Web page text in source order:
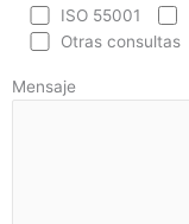
ISO 55001
Otras consultas
Mensaje